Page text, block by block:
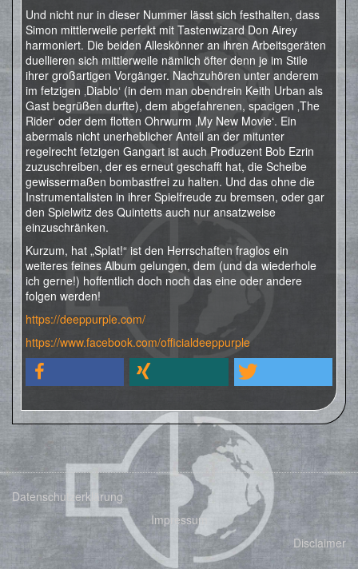
Und nicht nur in dieser Nummer lässt sich festhalten, dass
Simon mittlerweile perfekt mit Tastenwizard Don Airey
harmoniert. Die beiden Alleskönner an ihren Arbeitsgeräten
duellieren sich mittlerweile nämlich öfter denn je im Stile
ihrer großartigen Vorgänger. Nachzuhören unter anderem
im fetzigen ‚Diablo‘ (in dem man obendrein Keith Urban als
Gast begrüßen durfte), dem abgefahrenen, spacigen ‚The
Rider‘ oder dem flotten Ohrwurm ‚My New Movie‘. Ein
abermals nicht unerheblicher Anteil an der mitunter
regelrecht fetzigen Gangart ist auch Produzent Bob Ezrin
zuzuschreiben, der es erneut geschafft hat, die Scheibe
gewissermaßen bombastfrei zu halten. Und das ohne die
Instrumentalisten in ihrer Spielfreude zu bremsen, oder gar
den Spielwitz des Quintetts auch nur ansatzweise
einzuschränken.
Kurzum, hat „Splat!“ ist den Herrschaften fraglos ein
weiteres feines Album gelungen, dem (und da wiederhole
ich gerne!) hoffentlich doch noch das eine oder andere
folgen werden!
https://deeppurple.com/
https://www.facebook.com/officialdeeppurple
Datenschutzerklärung
Impressum
Disclaimer